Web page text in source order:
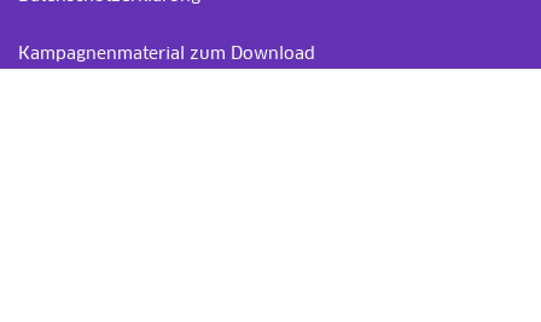
Kampagnenmaterial zum Download